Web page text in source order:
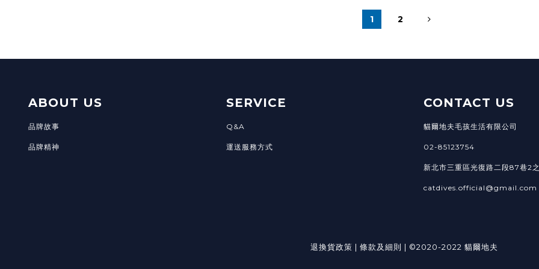
1 2
ABOUT US
品牌故事
品牌精神
SERVICE
Q&A
運送服務方式
CONTACT US
貓爾地夫毛孩生活有限公司
02-85123754
新北市三重區光復路二段87巷2
catdives.official@gmail.com
退換貨政策 | 條款及細則 | ©2020-2022 貓爾地夫